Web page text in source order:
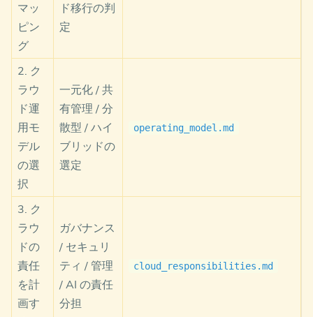
マッ
ピン
グ
ド移行の判
定
2. ク
ラウ
ド運
用モ
デル
の選
択
一元化 / 共
有管理 / 分
散型 / ハイ
ブリッドの
選定
operating_model.md
3. ク
ラウ
ドの
責任
を計
画す
ガバナンス
/ セキュリ
ティ / 管理
/ AI の責任
分担
cloud_responsibilities.md